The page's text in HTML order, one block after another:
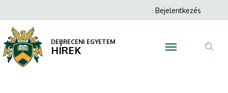
futballünnep
–
BJLEK
a
tartalomra
Anonim
menüje
Bejelentkezés
DEBRECENI EGYETEM
HÍREK